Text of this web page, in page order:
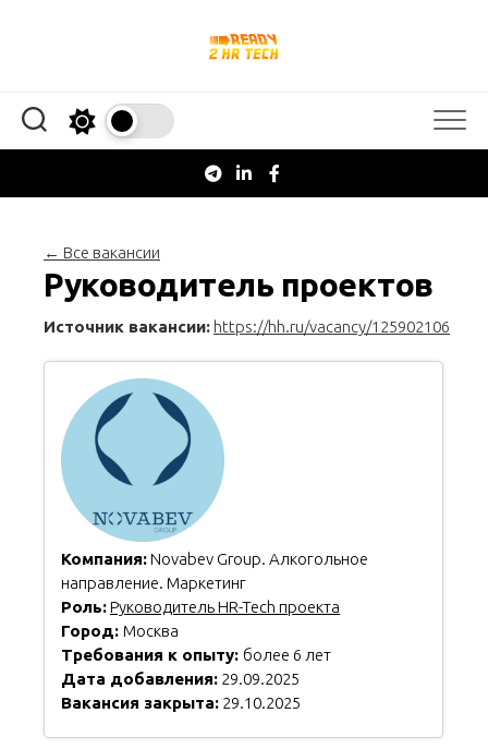
← Все вакансии
Руководитель проектов
Источник вакансии: https://hh.ru/vacancy/125902106
Компания:Novabev Group. Алкогольное
направление. Маркетинг
Роль:Руководитель HR-Tech проекта
Город: Москва
Требования к опыту: более 6 лет
Дата добавления: 29.09.2025
Вакансия закрыта: 29.10.2025